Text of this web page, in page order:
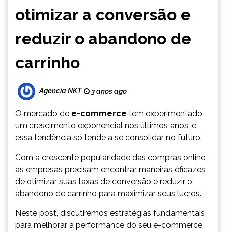
otimizar a conversão e
reduzir o abandono de
carrinho
Agencia NKT 3 anos ago
O mercado de e-commerce tem experimentado
um crescimento exponencial nos últimos anos, e
essa tendência só tende a se consolidar no futuro.
Com a crescente popularidade das compras online,
as empresas precisam encontrar maneiras eficazes
de otimizar suas taxas de conversão e reduzir o
abandono de carrinho para maximizar seus lucros.
Neste post, discutiremos estratégias fundamentais
para melhorar a performance do seu e-commerce,